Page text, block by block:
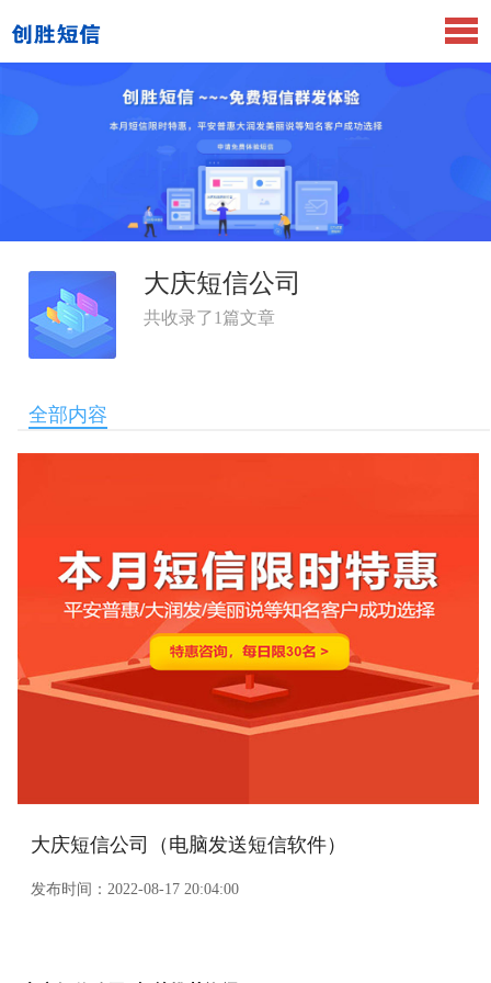
大庆短信公司
共收录了1篇文章
全部内容
大庆短信公司（电脑发送短信软件）
发布时间： 2022-08-17 20:04:00